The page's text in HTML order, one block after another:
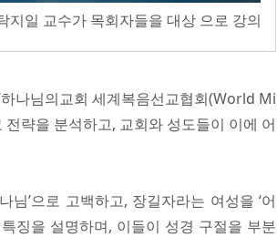
일 교수가 목회자들을 대상 으로 강의
나님의교회 세계복음선교협회(World Mi
략을 분석하고, 교회와 성도들이 이에 어
’으로 고백하고, 장길자라는 여성을 ‘어
징을 설명하며, 이들이 성경 구절을 부분